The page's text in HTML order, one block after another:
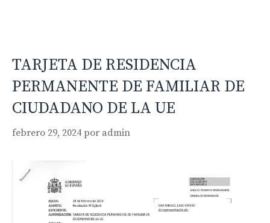
TARJETA DE RESIDENCIA
PERMANENTE DE FAMILIAR DE
CIUDADANO DE LA UE
febrero 29, 2024 por admin